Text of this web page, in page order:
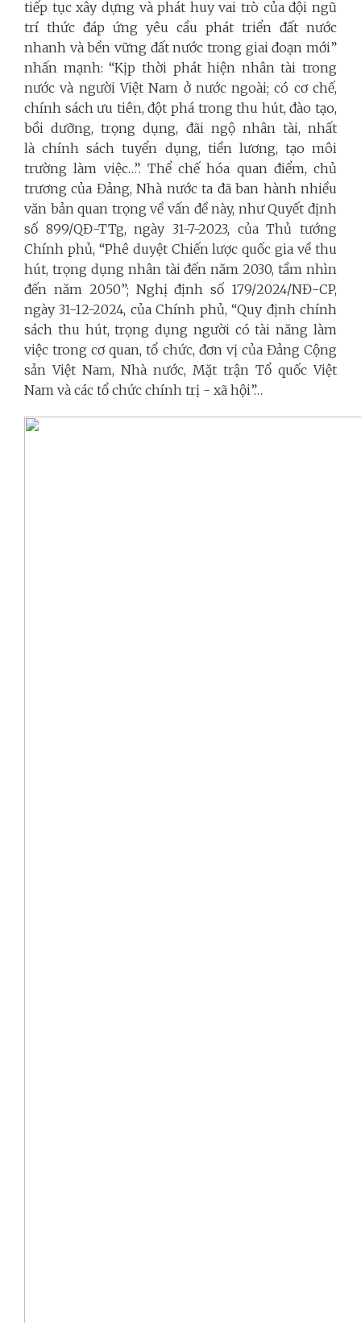
tiếp tục xây dựng và phát huy vai trò của đội ngũ
trí thức đáp ứng yêu cầu phát triển đất nước
nhanh và bền vững đất nước trong giai đoạn mới”
nhấn mạnh: “Kịp thời phát hiện nhân tài trong
nước và người Việt Nam ở nước ngoài; có cơ chế,
chính sách ưu tiên, đột phá trong thu hút, đào tạo,
bồi dưỡng, trọng dụng, đãi ngộ nhân tài, nhất
là chính sách tuyển dụng, tiền lương, tạo môi
trường làm việc…”. Thể chế hóa quan điểm, chủ
trương của Đảng, Nhà nước ta đã ban hành nhiều
văn bản quan trọng về vấn đề này, như Quyết định
số 899/QĐ-TTg, ngày 31-7-2023, của Thủ tướng
Chính phủ, “Phê duyệt Chiến lược quốc gia về thu
hút, trọng dụng nhân tài đến năm 2030, tầm nhìn
đến năm 2050”; Nghị định số 179/2024/NĐ-CP,
ngày 31-12-2024, của Chính phủ, “Quy định chính
sách thu hút, trọng dụng người có tài năng làm
việc trong cơ quan, tổ chức, đơn vị của Đảng Cộng
sản Việt Nam, Nhà nước, Mặt trận Tổ quốc Việt
Nam và các tổ chức chính trị - xã hội”…